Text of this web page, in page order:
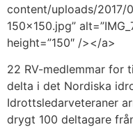
content/uploads/2017/
150×150.jpg”
height=”150″ /></a>
22 RV-medlemmar for
delta i det Nordiska
Idrottsledarveteraner
drygt 100 deltagare